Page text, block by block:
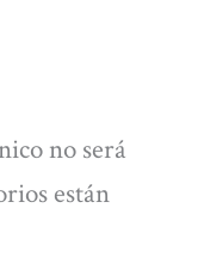
no será
están